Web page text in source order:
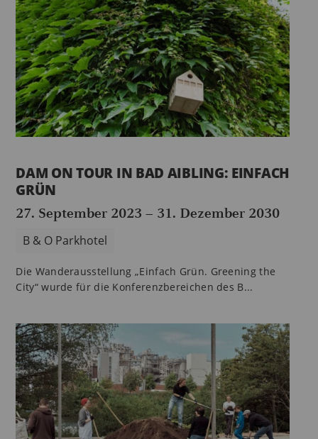
DAM ON TOUR IN BAD AIBLING: EINFACH
GRÜN
27. September 2023 – 31. Dezember 2030
B & O Parkhotel
Die Wanderausstellung „Einfach Grün. Greening the
City“ wurde für die Konferenzbereichen des B...